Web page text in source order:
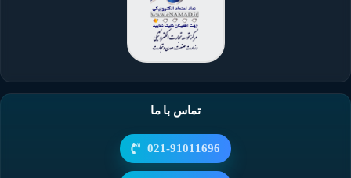
تماس با ما
021-91011696